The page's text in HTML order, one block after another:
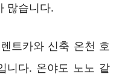
많습니다.
트카와 신축 온천 호
니다. 온야도 노노 같